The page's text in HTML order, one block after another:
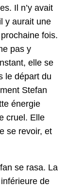
Il n’y avait
y aurait une
fois.
pas y
elle se
le départ du
Ste­fan
énergie
cru­el. Elle
se revoir, et
se rasa. La
de